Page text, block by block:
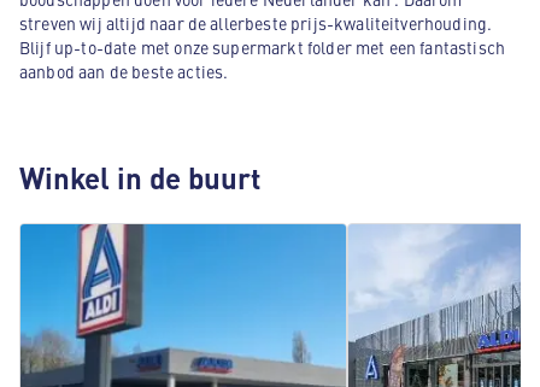
streven wij altijd naar de allerbeste prijs-kwaliteitverhouding.
Blijf up-to-date met onze supermarkt folder met een fantastisch
aanbod aan de beste acties.
Winkel in de buurt